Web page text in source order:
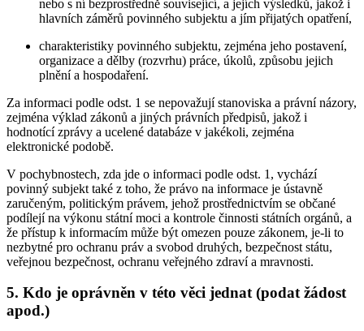
nebo s ní bezprostředně související, a jejích výsledků, jakož i
hlavních záměrů povinného subjektu a jím přijatých opatření,
charakteristiky povinného subjektu, zejména jeho postavení,
organizace a dělby (rozvrhu) práce, úkolů, způsobu jejich
plnění a hospodaření.
Za informaci podle odst. 1 se nepovažují stanoviska a právní názory,
zejména výklad zákonů a jiných právních předpisů, jakož i
hodnotící zprávy a ucelené databáze v jakékoli, zejména
elektronické podobě.
V pochybnostech, zda jde o informaci podle odst. 1, vychází
povinný subjekt také z toho, že právo na informace je ústavně
zaručeným, politickým právem, jehož prostřednictvím se občané
podílejí na výkonu státní moci a kontrole činnosti státních orgánů, a
že přístup k informacím může být omezen pouze zákonem, je-li to
nezbytné pro ochranu práv a svobod druhých, bezpečnost státu,
veřejnou bezpečnost, ochranu veřejného zdraví a mravnosti.
5. Kdo je oprávněn v této věci jednat (podat žádost
apod.)